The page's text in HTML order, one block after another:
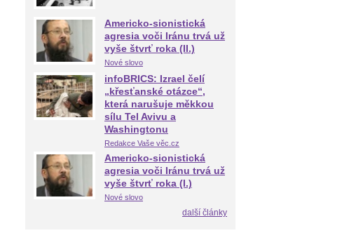
Americko-sionistická
agresia voči Iránu trvá už
vyše štvrť roka (II.)
Nové slovo
infoBRICS: Izrael čelí
„křesťanské otázce“,
která narušuje měkkou
sílu Tel Avivu a
Washingtonu
Redakce Vaše věc.cz
Americko-sionistická
agresia voči Iránu trvá už
vyše štvrť roka (I.)
Nové slovo
další články